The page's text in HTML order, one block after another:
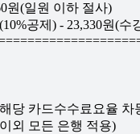
원(일원 이하 절사)
(10%공제) - 23,330원(
당 카드수수료요율 차
외 모든 은행 적용)